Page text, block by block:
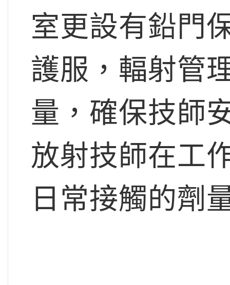
室更設有鉛門
護服，輻射管
量，確保技師
放射技師在工
日常接觸的劑